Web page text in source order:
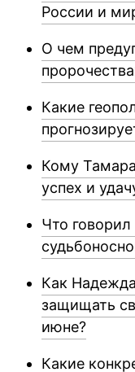
России и
О чем
Какие
Кому
успех и
Что
Как
защищать
июне?
Какие